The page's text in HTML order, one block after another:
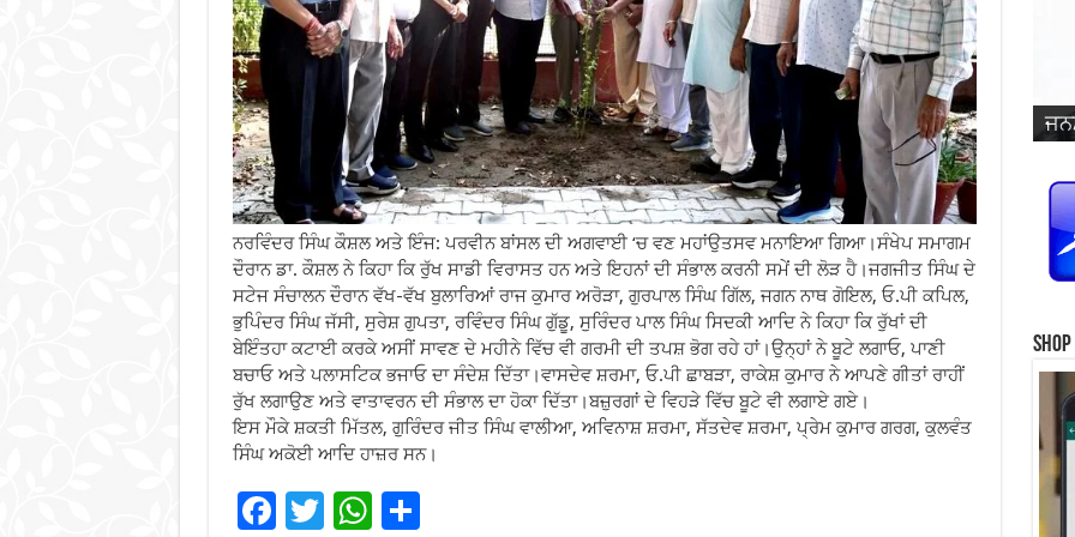
ਨਰਵਿੰਦਰ ਸਿੰਘ ਕੌਸ਼ਲ ਅਤੇ ਇੰਜ: ਪਰਵੀਨ ਬਾਂਸਲ ਦੀ ਅਗਵਾਈ ‘ਚ ਵਣ ਮਹਾਂਉਤਸਵ ਮਨਾਇਆ ਗਿਆ।ਸੰਖੇਪ ਸਮਾਗਮ
ਦੌਰਾਨ ਡਾ. ਕੌਸ਼ਲ ਨੇ ਕਿਹਾ ਕਿ ਰੁੱਖ ਸਾਡੀ ਵਿਰਾਸਤ ਹਨ ਅਤੇ ਇਹਨਾਂ ਦੀ ਸੰਭਾਲ ਕਰਨੀ ਸਮੇਂ ਦੀ ਲੋੜ ਹੈ।ਜਗਜੀਤ ਸਿੰਘ ਦੇ
ਸਟੇਜ ਸੰਚਾਲਨ ਦੌਰਾਨ ਵੱਖ-ਵੱਖ ਬੁਲਾਰਿਆਂ ਰਾਜ ਕੁਮਾਰ ਅਰੋੜਾ, ਗੁਰਪਾਲ ਸਿੰਘ ਗਿੱਲ, ਜਗਨ ਨਾਥ ਗੋਇਲ, ਓ.ਪੀ ਕਪਿਲ,
ਭੁਪਿੰਦਰ ਸਿੰਘ ਜੱਸੀ, ਸੁਰੇਸ਼ ਗੁਪਤਾ, ਰਵਿੰਦਰ ਸਿੰਘ ਗੁੱਡੂ, ਸੁਰਿੰਦਰ ਪਾਲ ਸਿੰਘ ਸਿਦਕੀ ਆਦਿ ਨੇ ਕਿਹਾ ਕਿ ਰੁੱਖਾਂ ਦੀ
ਬੇਇੰਤਹਾ ਕਟਾਈ ਕਰਕੇ ਅਸੀਂ ਸਾਵਣ ਦੇ ਮਹੀਨੇ ਵਿੱਚ ਵੀ ਗਰਮੀ ਦੀ ਤਪਸ਼ ਭੋਗ ਰਹੇ ਹਾਂ।ਉਨ੍ਹਾਂ ਨੇ ਬੂਟੇ ਲਗਾਓ, ਪਾਣੀ
ਬਚਾਓ ਅਤੇ ਪਲਾਸਟਿਕ ਭਜਾਓ ਦਾ ਸੰਦੇਸ਼ ਦਿੱਤਾ।ਵਾਸਦੇਵ ਸ਼ਰਮਾ, ਓ.ਪੀ ਛਾਬੜਾ, ਰਾਕੇਸ਼ ਕੁਮਾਰ ਨੇ ਆਪਣੇ ਗੀਤਾਂ ਰਾਹੀਂ
ਰੁੱਖ ਲਗਾਉਣ ਅਤੇ ਵਾਤਾਵਰਨ ਦੀ ਸੰਭਾਲ ਦਾ ਹੋਕਾ ਦਿੱਤਾ।ਬਜ਼ੁਰਗਾਂ ਦੇ ਵਿਹੜੇ ਵਿੱਚ ਬੂਟੇ ਵੀ ਲਗਾਏ ਗਏ।
ਇਸ ਮੌਕੇ ਸ਼ਕਤੀ ਮਿੱਤਲ, ਗੁਰਿੰਦਰ ਜੀਤ ਸਿੰਘ ਵਾਲੀਆ, ਅਵਿਨਾਸ਼ ਸ਼ਰਮਾ, ਸੱਤਦੇਵ ਸ਼ਰਮਾ, ਪ੍ਰੇਮ ਕੁਮਾਰ ਗਰਗ, ਕੁਲਵੰਤ
ਸਿੰਘ ਅਕੋਈ ਆਦਿ ਹਾਜ਼ਰ ਸਨ।
F
T W S